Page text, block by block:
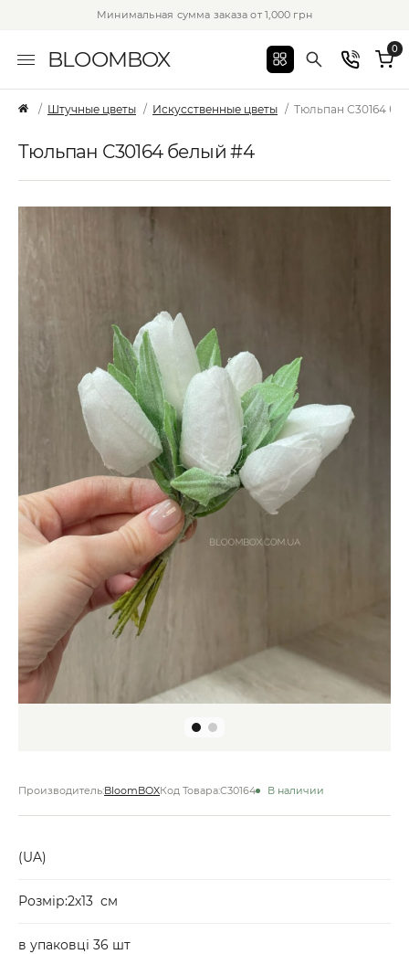
Минимальная сумма заказа от 1,000 грн
BLOOMBOX 0
Штучные цветы Искусственные цветы Тюльпан С30164
Тюльпан С30164 белый #4
Производитель:BloomBOXКод Товара:C30164 В наличии
(UA)
Розмір:2х13 см
в упаковці 36 шт